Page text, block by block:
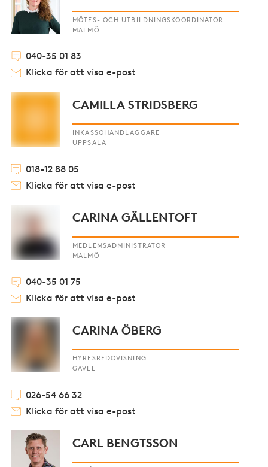
MÖTES- OCH UTBILDNINGSKOORDINATOR
MALMÖ
040-35 01 83
Klicka för att visa e-post
CAMILLA STRIDSBERG
INKASSOHANDLÄGGARE
UPPSALA
018-12 88 05
Klicka för att visa e-post
CARINA GÄLLENTOFT
MEDLEMSADMINISTRATÖR
MALMÖ
040-35 01 75
Klicka för att visa e-post
CARINA ÖBERG
HYRESREDOVISNING
GÄVLE
026-54 66 32
Klicka för att visa e-post
CARL BENGTSSON